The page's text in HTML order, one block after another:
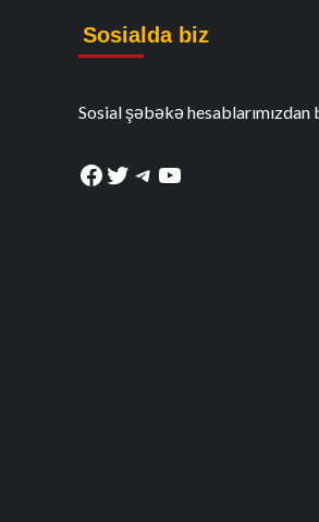
Sosialda biz
Sosial şəbəkə
Facebook
Twitter
Telegram
YouTube